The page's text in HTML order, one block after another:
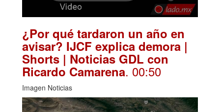
¿Por qué tardaron un año en
avisar? IJCF explica demora |
Shorts | Noticias GDL con
Ricardo Camarena. 00:50
Imagen Noticias